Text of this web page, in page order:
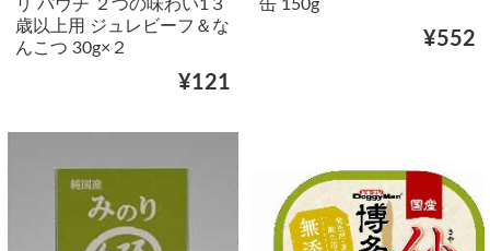
リ パウチ ２つの味わい1３
歳以上用 ジュレビーフ＆な
んこつ 30g×２
¥121
缶 150g
¥552